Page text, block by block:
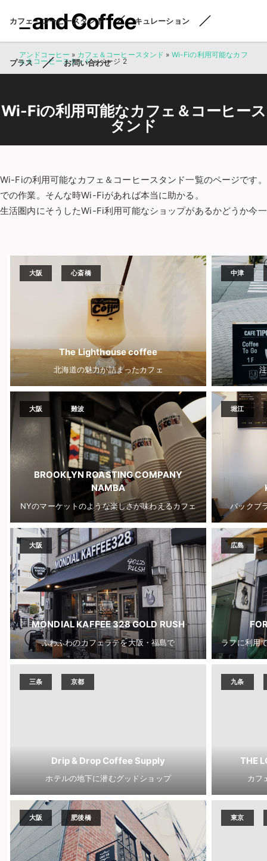
カフェ・コーヒースタンド キュレーション
プラス お問い合わせ
アンドコーヒー » カフェ＆コーヒースタンド » Wi-Fiの利用可能なカフ
ェ＆コーヒースタンド»ページ 2
Wi-Fiの利用可能なカフェ＆コーヒース
タンド
Wi-Fiの利用可能なカフェ＆コーヒースタンド一覧のページです
での作業。そんな時Wi-Fiがあれば本当に助かる。
生活圏内にそうしたWi-Fi利用可能なショップがあるかどうか今
大阪 心斎橋
The Lighthouse coffee
北海道の魅力が詰まったカフェ
中津
大阪 難波
BROOKLYN ROASTING COMPANY
NAMBA
NYのマーケットのような楽しさが味わえるカフェ
堀江
バックブ
大阪
MONDIAL KAFFEE 328 GOLD RUSH
ふわふわのカフェラテを大阪・福島で
広島
三条 京都
Drip & Drop Coffee Supply
ホテルの地下に潜むグッドショップ
九条
THE
カフ
大阪 肥後橋 東京